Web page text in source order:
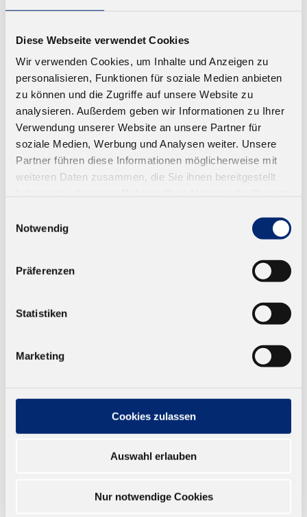
Diese Webseite verwendet Cookies
Wir verwenden Cookies, um Inhalte und Anzeigen zu
personalisieren, Funktionen für soziale Medien anbieten
zu können und die Zugriffe auf unsere Website zu
analysieren. Außerdem geben wir Informationen zu Ihrer
Verwendung unserer Website an unsere Partner für
soziale Medien, Werbung und Analysen weiter. Unsere
Partner führen diese Informationen möglicherweise mit
weiteren Daten zusammen, die Sie ihnen bereitgestellt
Notwendig
Präferenzen
Statistiken
Marketing
Cookies zulassen
Auswahl erlauben
Nur notwendige Cookies
(Watt 91). Farbe: beige. Offene Zeit: ca. 3 Minuten
Ab 135,96 € zzgl. MwSt.
ZUM WARENKORB
569.0 1K PUR Montageklebstoff D4
EN 14257 (Watt 91). Farbe: transparent-opak.